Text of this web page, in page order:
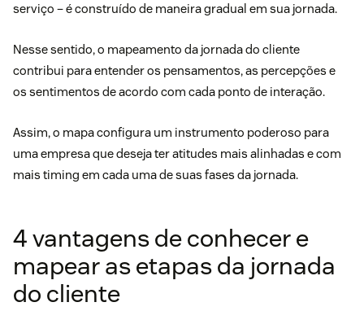
serviço – é construído de maneira gradual em sua jornada.
Nesse sentido, o mapeamento da jornada do cliente
contribui para entender os pensamentos, as percepções e
os sentimentos de acordo com cada ponto de interação.
Assim, o mapa configura um instrumento poderoso para
uma empresa que deseja ter atitudes mais alinhadas e com
mais timing em cada uma de suas fases da jornada.
4 vantagens de conhecer e
mapear as etapas da jornada
do cliente